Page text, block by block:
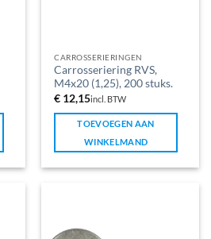
CARROSSERIERINGEN
Carrosseriering RVS,
M4x20 (1,25), 200 stuks.
€ 12,15incl. BTW
TOEVOEGEN AAN
WINKELMAND